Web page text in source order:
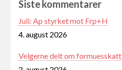
Siste kommentarer
Juli: Ap styrket mot Frp+H
4. august 2026
Velgerne delt om formuesskatt